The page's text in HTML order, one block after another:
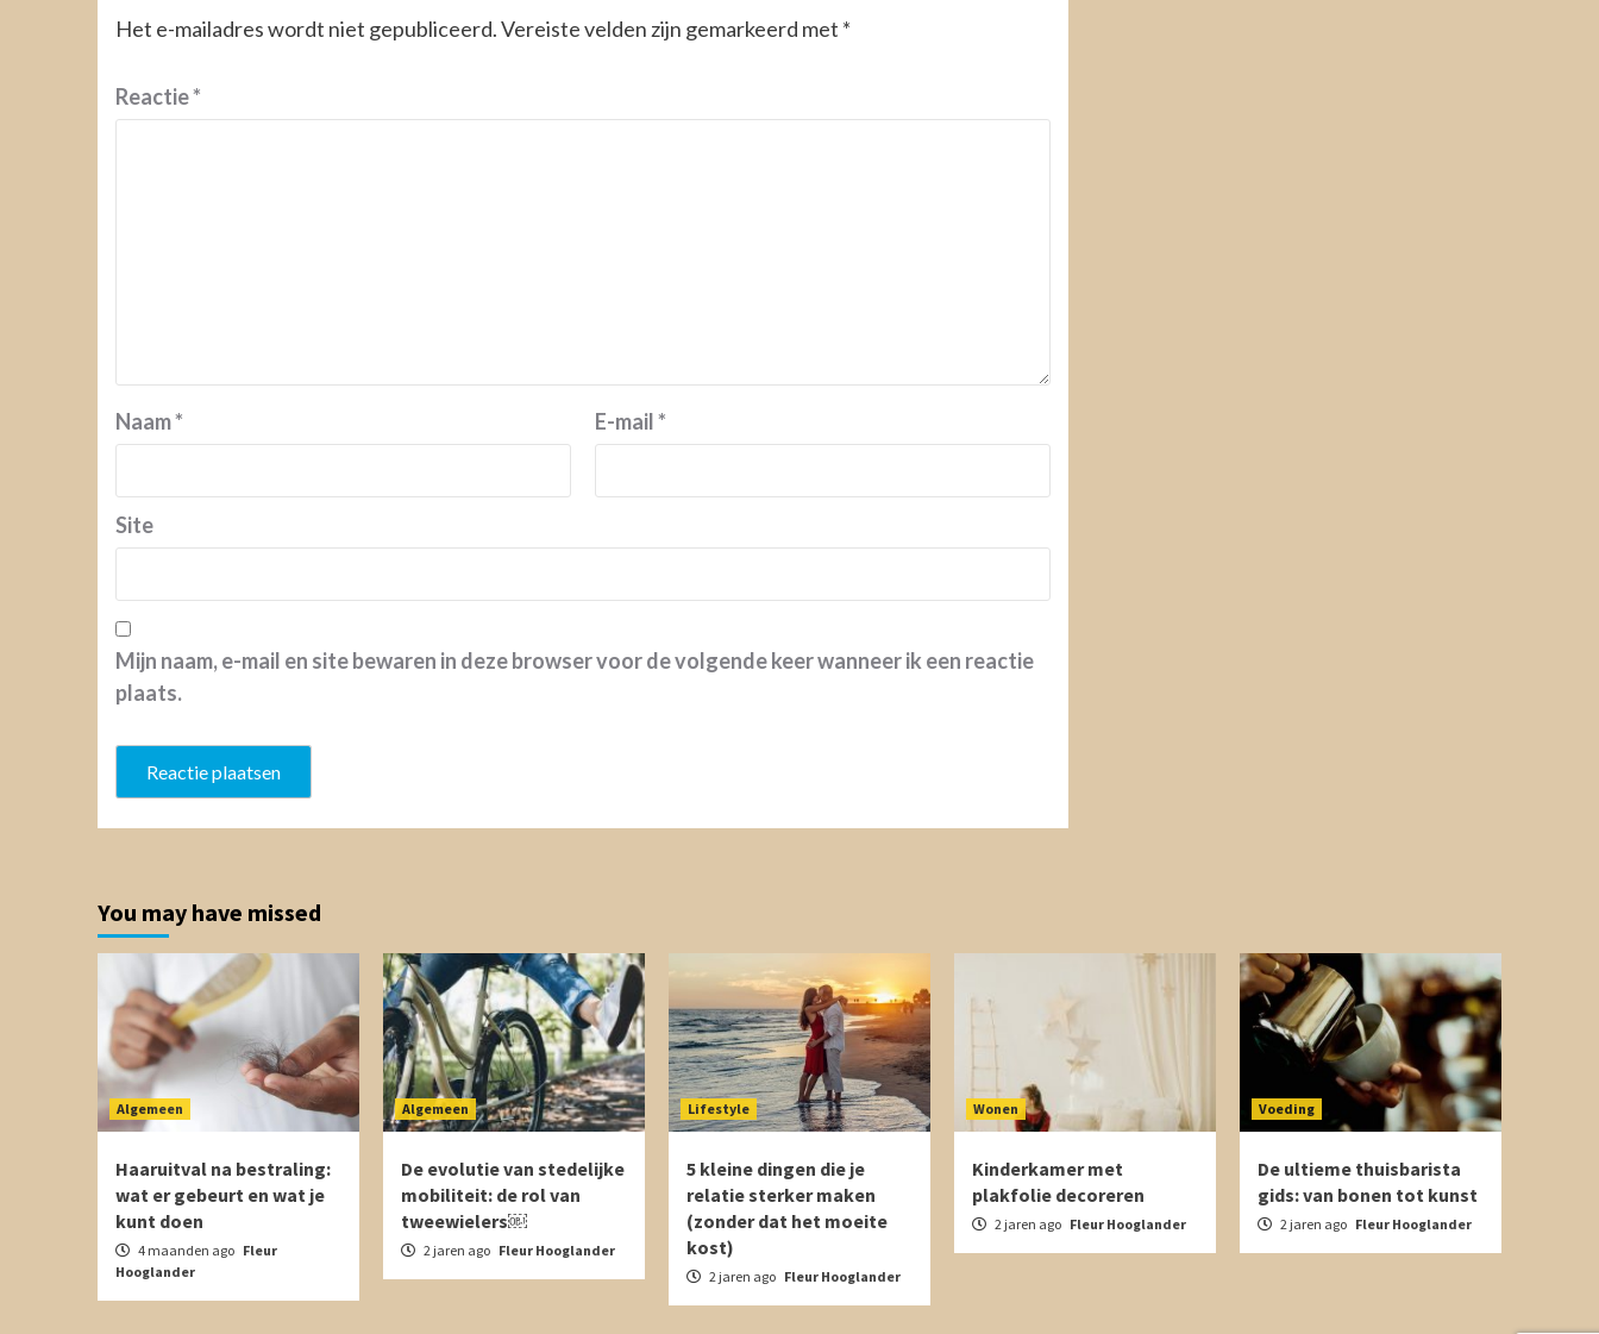
Het e-mailadres wordt niet gepubliceerd.Vereiste velden zijn gemarkeerd met *
Reactie*
Naam* E-mail*
Site
Mijn naam, e-mail en site bewaren in deze browser voor de volgende keer wanneer ik een reactie
plaats.
You may have missed
Algemeen
Haaruitval na bestraling:
wat er gebeurt en wat je
kunt doen
4 maanden ago Fleur
Hooglander
Algemeen
De evolutie van stedelijke
mobiliteit: de rol van
tweewielers￼
2 jaren ago Fleur Hooglander
Lifestyle
5 kleine dingen die je
relatie sterker maken
(zonder dat het moeite
kost)
2 jaren ago Fleur Hooglander
Wonen
Kinderkamer met
plakfolie decoreren
2 jaren ago Fleur Hooglander
Voeding
De ultieme thuisbarista
gids: van bonen tot kunst
2 jaren ago Fleur Hooglander